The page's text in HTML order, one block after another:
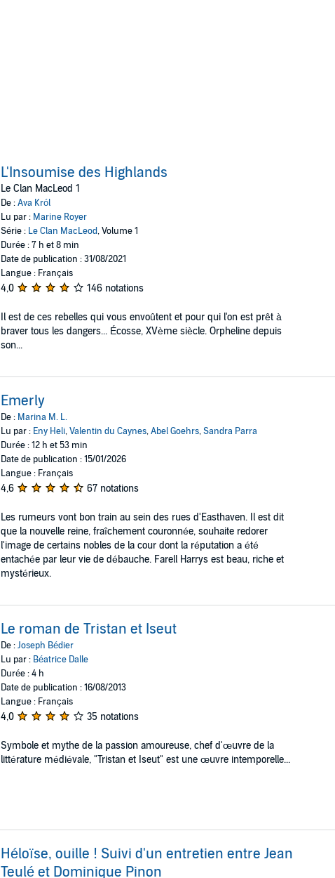
L'Insoumise des Highlands
Le Clan MacLeod 1
De :Ava Król
Lu par : Marine Royer
Série : Le Clan MacLeod, Volume 1
Durée : 7 h et 8 min
Date de publication : 31/08/2021
Langue : Français
4,0 146 notations
Il est de ces rebelles qui vous envoûtent et pour qui l'on est prêt à
braver tous les dangers... Écosse, XVème siècle. Orpheline depuis
son...
Emerly
De : Marina M. L.
Lu par : Eny Heli,Valentin du Caynes,Abel Goehrs,Sandra Parra
Durée : 12 h et 53 min
Date de publication : 15/01/2026
Langue : Français
4,6 67 notations
Les rumeurs vont bon train au sein des rues d'Easthaven. Il est dit
que la nouvelle reine, fraîchement couronnée, souhaite redorer
l'image de certains nobles de la cour dont la réputation a été
entachée par leur vie de débauche. Farell Harrys est beau, riche et
mystérieux.
Le roman de Tristan et Iseut
De :Joseph Bédier
Lu par : Béatrice Dalle
Durée : 4 h
Date de publication : 16/08/2013
Langue : Français
4,0 35 notations
Symbole et mythe de la passion amoureuse, chef d'œuvre de la
littérature médiévale, "Tristan et Iseut" est une œuvre intemporelle...
Héloïse, ouille ! Suivi d'un entretien entre Jean
Teulé et Dominique Pinon